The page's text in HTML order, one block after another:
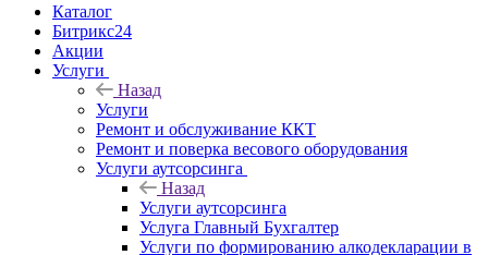
Каталог
Битрикс24
Акции
Услуги
Назад
Услуги
Ремонт и обслуживание ККТ
Ремонт и поверка весового оборудования
Услуги аутсорсинга
Назад
Услуги аутсорсинга
Услуга Главный Бухгалтер
Услуги по формированию алкодекларации в